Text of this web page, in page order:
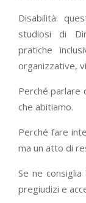
Disabilità:
studiosi di
pratiche
organizzative,
Perché parlare
che abitiamo.
Perché fare
ma un atto di
Se ne
pregiudizi e